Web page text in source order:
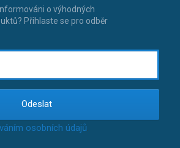
o výhodných
Přihlaste se pro odběr
Odeslat
osobních údajů